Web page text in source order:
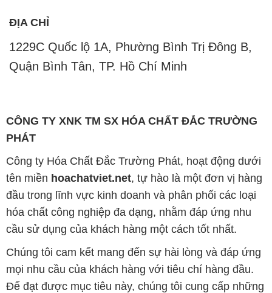
CÔNG TY XNK TM SX HÓA CHẤT ĐẮC TRƯỜNG
PHÁT
đầu trong lĩnh vực kinh doanh và phân phối các loại
hóa chất công nghiệp đa dạng, nhằm đáp ứng nhu
cầu sử dụng của khách hàng một cách tốt nhất.
Chúng tôi cam kết mang đến sự hài lòng và đáp ứng
mọi nhu cầu của khách hàng với tiêu chí hàng đầu.
Để đạt được mục tiêu này, chúng tôi cung cấp những
sản phẩm hóa chất chất lượng cao với giá thành hợp
lý, tạo nên giá trị thực sự cho khách hàng.
Uy tín là nguyên tắc hàng đầu trong hoạt động kinh
doanh của chúng tôi. Chúng tôi luôn ý thức rằng mỗi